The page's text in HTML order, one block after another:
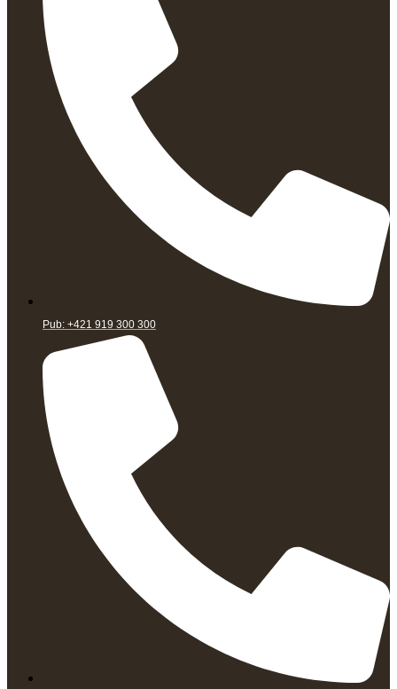
Pub: +421 919 300 300